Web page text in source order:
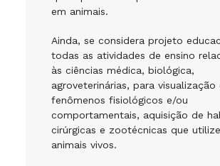
em animais.
Ainda, se considera projeto
todas as atividades de ensino
às ciências médica, biológica,
agroveterinárias, para visualização
fenômenos fisiológicos e/ou
comportamentais, aquisição de
cirúrgicas e zootécnicas que
animais vivos.